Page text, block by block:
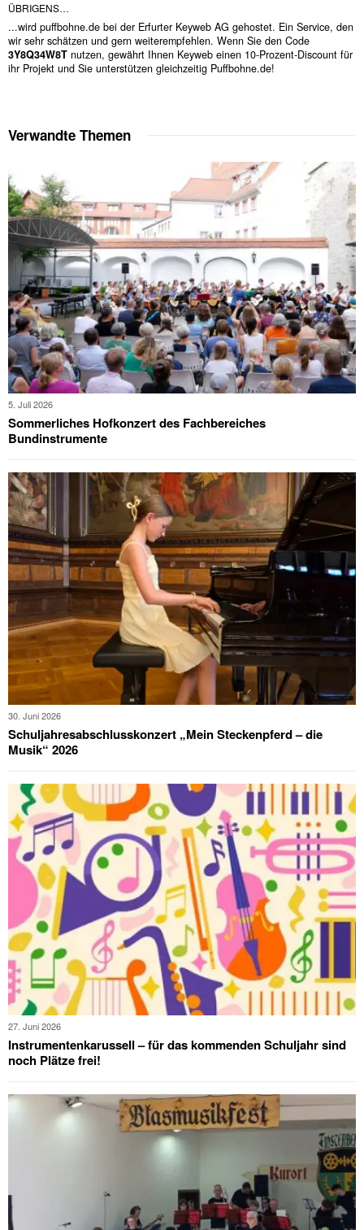
ÜBRIGENS…
...wird puffbohne.de bei der Erfurter Keyweb AG gehostet. Ein Service, den
wir sehr schätzen und gern weiterempfehlen. Wenn Sie den Code
3Y8Q34W8T nutzen, gewährt Ihnen Keyweb einen 10-Prozent-Discount für
ihr Projekt und Sie unterstützen gleichzeitig Puffbohne.de!
Verwandte Themen
5. Juli 2026
Sommerliches Hofkonzert des Fachbereiches
Bundinstrumente
30. Juni 2026
Schuljahresabschlusskonzert „Mein Steckenpferd – die
Musik“ 2026
27. Juni 2026
Instrumentenkarussell – für das kommenden Schuljahr sind
noch Plätze frei!